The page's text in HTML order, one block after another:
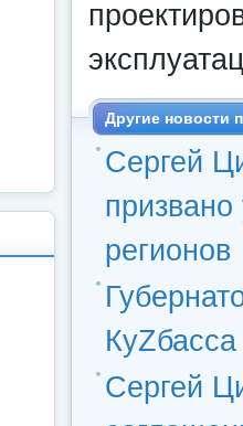
Другие новости
Сергей
призвано
регионов
Сергей